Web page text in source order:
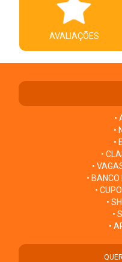
AVALIAÇÕES
•
•
•
•
•
• BANCO
•
•
•
•